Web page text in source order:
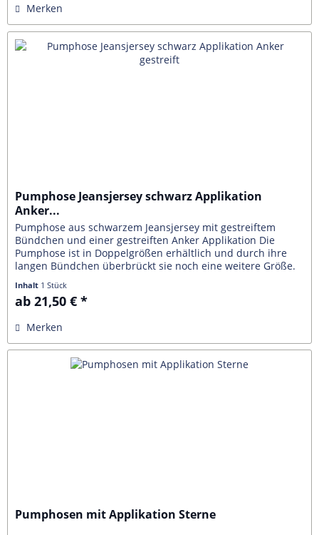
Merken
Pumphose Jeansjersey schwarz Applikation
Anker...
Pumphose aus schwarzem Jeansjersey mit gestreiftem
Bündchen und einer gestreiften Anker Applikation Die
Pumphose ist in Doppelgrößen erhältlich und durch ihre
langen Bündchen überbrückt sie noch eine weitere Größe.
Inhalt 1 Stück
ab 21,50 € *
Merken
Pumphosen mit Applikation Sterne